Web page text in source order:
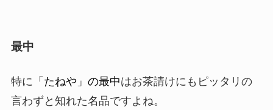
最中
特に「 たねや」の最中はお茶請けにもピッタリの
言わずと知れた名品ですよね。